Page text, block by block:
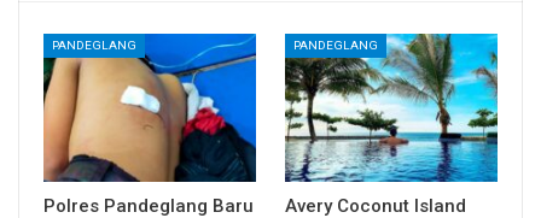
PANDEGLANG
Polres Pandeglang Baru
PANDEGLANG
Avery Coconut Island